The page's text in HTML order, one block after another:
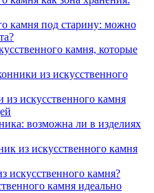
камня под старину: можно
камня, которые
из искусственного
искусственного камня
возможна ли в изделиях
из искусственного камня
искусственного камня?
камня идеально